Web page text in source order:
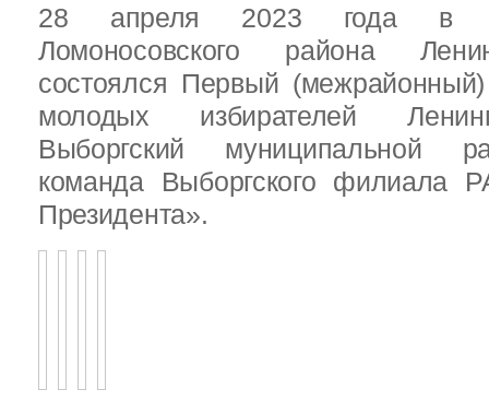
28 апреля 2023 года в
Ломоносовского района
состоялся Первый
молодых избирателей
Выборгский муниципальной
команда Выборгского филиала
Президента».